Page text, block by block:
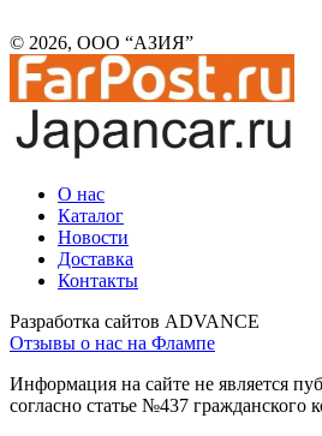
© 2026, ООО “АЗИЯ”
О нас
Каталог
Новости
Доставка
Контакты
Разработка сайтов ADVANCE
Отзывы о нас на Флампе
Информация на сайте не является
согласно статье №437 гражданского